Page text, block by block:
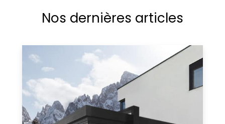
Nos dernières articles